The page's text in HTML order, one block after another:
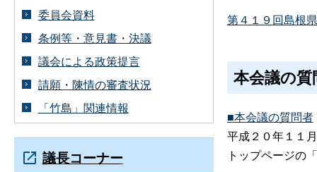
第４１９回島根
本会議の質
■本会議の質問者
平成２０年１１
トップページの
委員会資料
条例等・意見書・決議
議会による政策提言
請願・陳情の審査状況
「竹島」関連情報
議長コーナー